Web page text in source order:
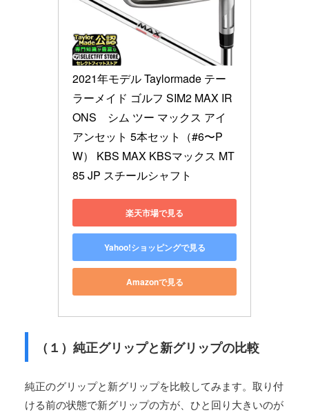
2021年モデル Taylormade テー
ラーメイド ゴルフ SIM2 MAX IR
ONS　シム ツー マックス アイ
アンセット 5本セット（#6〜P
W） KBS MAX KBSマックス MT
85 JP スチールシャフト
楽天市場で見る
Yahoo!ショッピングで見る
Amazonで見る
（１）純正グリップと新グリップの比較
純正のグリップと新グリップを比較してみます。取り付
ける前の状態で新グリップの方が、ひと回り大きいのが